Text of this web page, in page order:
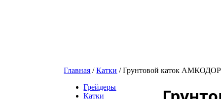
Главная /Катки /Грунтовой каток АМКОДОР
Грейдеры
Катки